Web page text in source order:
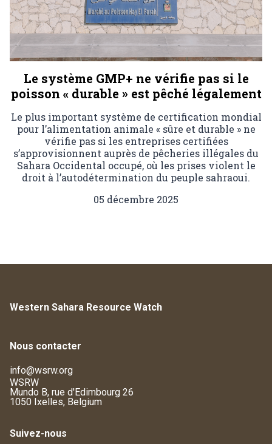
Le système GMP+ ne vérifie pas si le
poisson « durable » est pêché légalement
Le plus important système de certification mondial
pour l’alimentation animale « sûre et durable » ne
vérifie pas si les entreprises certifiées
s’approvisionnent auprès de pêcheries illégales du
Sahara Occidental occupé, où les prises violent le
droit à l’autodétermination du peuple sahraoui.
05 décembre 2025
Western Sahara Resource Watch
Nous contacter
info@wsrw.org
WSRW
Mundo B, rue d'Edimbourg 26
1050 Ixelles, Belgium
Suivez-nous